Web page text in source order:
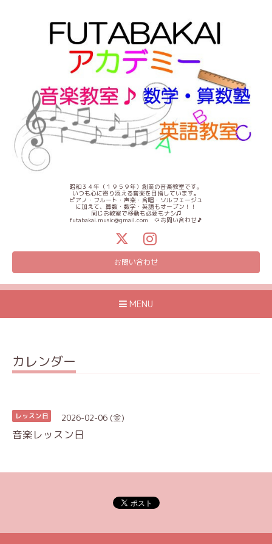
昭和３４年（１９５９年）創業の音楽教室です。
いつも心に寄り添える音楽を目指しています。
ピアノ・フルート・声楽・合唱・ソルフェージュ
に加えて、算数・数学・英語もオープン！！
同じお教室で移動も必要もナシ♫
futabakai.music@gmail.com ⇦お問い合わせ🎵
お問い合わせ
MENU
カレンダー
レッスン日 2026-02-06 (金)
音楽レッスン日